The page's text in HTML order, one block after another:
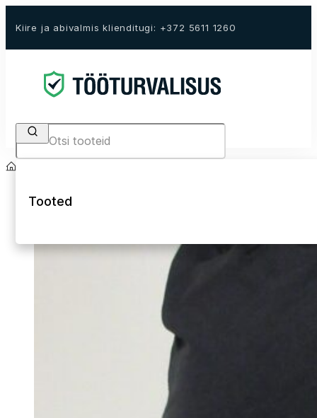
Kiire ja abivalmis klienditugi: +372 5611 1260
Search
Tooted
Avaleht